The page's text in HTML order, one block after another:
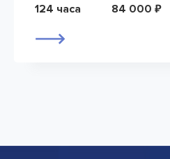
124 часа 84 000 ₽